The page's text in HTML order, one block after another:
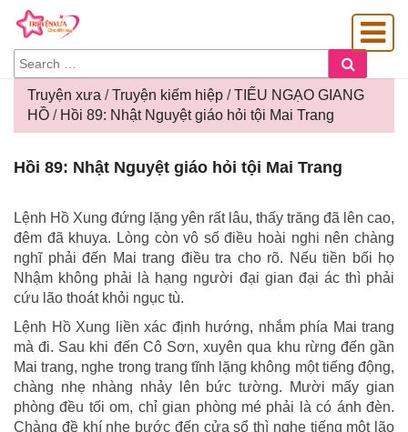
SEARCH
FOR:
Truyện xưa /Truyện kiếm hiệp /TIẾU NGẠO GIANG
HỒ / Hồi 89: Nhật Nguyệt giáo hỏi tội Mai Trang
89:
Nguyệt
giáo
hỏi
tội
Hồi 89: Nhật Nguyệt giáo hỏi tội Mai Trang
Lệnh Hồ Xung đứng lặng yên rất lâu, thấy trăng đã lên cao,
đêm đã khuya. Lòng còn vô số điều hoài nghi nên chàng
nghĩ phải đến Mai trang điều tra cho rõ. Nếu tiền bối họ
Nhậm không phải là hạng người đại gian đại ác thì phải
cứu lão thoát khỏi ngục tù.
Lệnh Hồ Xung liền xác định hướng, nhắm phía Mai trang
mà đi. Sau khi đến Cô Sơn, xuyên qua khu rừng đến gần
Mai trang, nghe trong trang tĩnh lặng không một tiếng động,
chàng nhẹ nhàng nhảy lên bức tường. Mười mấy gian
phòng đều tối om, chỉ gian phòng mé phải là có ánh đèn.
Chàng đề khí nhẹ bước đến cửa sổ thì nghe tiếng một lão